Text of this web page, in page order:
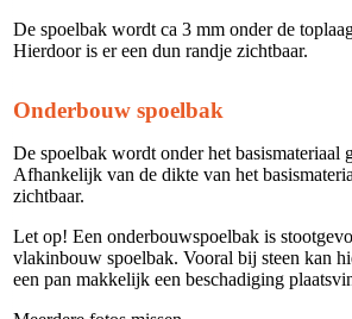
De spoelbak wordt ca 3 mm onder de
Hierdoor is er een dun randje zichtbaar.
Onderbouw spoelbak
De spoelbak wordt onder het basismateriaal
Afhankelijk van de dikte van het
zichtbaar.
Let op! Een onderbouwspoelbak is
vlakinbouw spoelbak. Vooral bij steen kan
een pan makkelijk een beschadiging